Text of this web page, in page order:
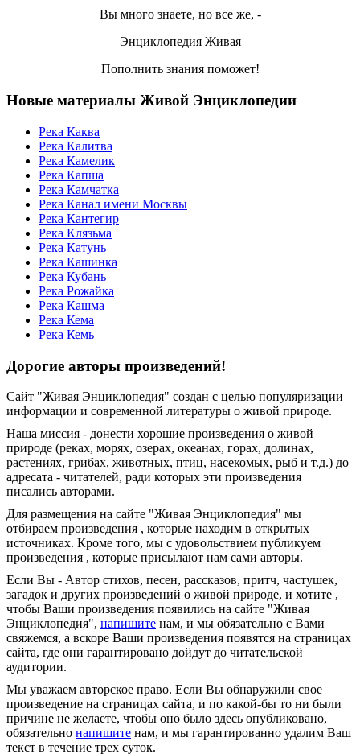
Вы много знаете, но все же, -
Энциклопедия Живая
Пополнить знания поможет!
Новые материалы Живой Энциклопедии
Река Каква
Река Калитва
Река Камелик
Река Капша
Река Камчатка
Река Канал имени Москвы
Река Кантегир
Река Клязьма
Река Катунь
Река Кашинка
Река Кубань
Река Рожайка
Река Кашма
Река Кема
Река Кемь
Дорогие авторы произведений!
Сайт "Живая Энциклопедия" создан c целью популяризации
информации и современной литературы о живой природе.
Наша миссия - донести хорошие произведения о живой
природе (реках, морях, озерах, океанах, горах, долинах,
растениях, грибах, животных, птиц, насекомых, рыб и т.д.) до
адресата - читателей, ради которых эти произведения
писались авторами.
Для размещения на сайте "Живая Энциклопедия" мы
отбираем произведения , которые находим в открытых
источниках. Кроме того, мы с удовольствием публикуем
произведения , которые присылают нам сами авторы.
Если Вы - Автор стихов, песен, рассказов, притч, частушек,
загадок и других произведений о живой природе, и хотите ,
чтобы Ваши произведения появились на сайте "Живая
Энциклопедия", напишите нам, и мы обязательно с Вами
свяжемся, а вскоре Ваши произведения появятся на страницах
сайта, где они гарантировано дойдут до читательской
аудитории.
Мы уважаем авторское право. Если Вы обнаружили свое
произведение на страницах сайта, и по какой-бы то ни были
причине не желаете, чтобы оно было здесь опубликовано,
обязательно напишите нам, и мы гарантированно удалим Ваш
текст в течение трех суток.